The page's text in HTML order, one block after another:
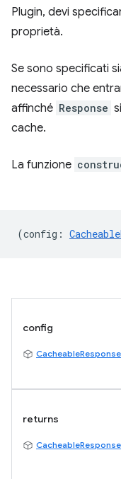
Plugin, devi
proprietà.
Se sono specificati
necessario che
affinché Response
cache.
La funzione
(config :
config
returns